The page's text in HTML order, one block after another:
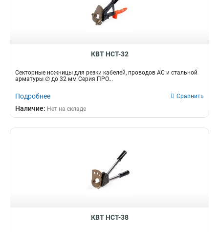
КВТ НСТ-32
Секторные ножницы для резки кабелей, проводов АС и стальной
арматуры ∅ до 32 мм Серия ПРО...
Подробнее Сравнить
Наличие: Нет на складе
КВТ НСТ-38